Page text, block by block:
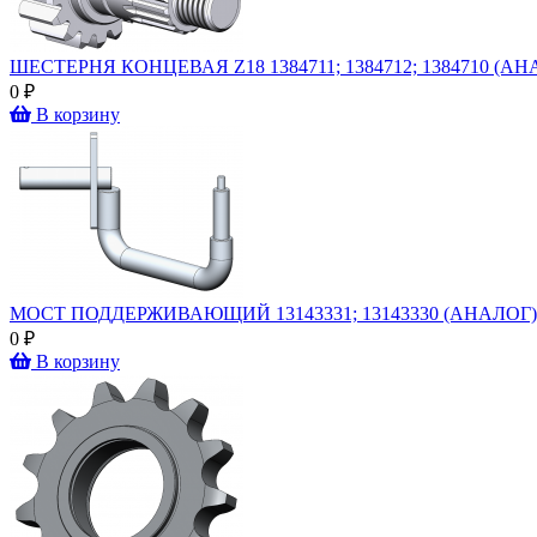
ШЕСТЕРНЯ КОНЦЕВАЯ Z18 1384711; 1384712; 1384710
0 ₽
В корзину
МОСТ ПОДДЕРЖИВАЮЩИЙ 13143331; 13143330 (АНАЛОГ)
0 ₽
В корзину